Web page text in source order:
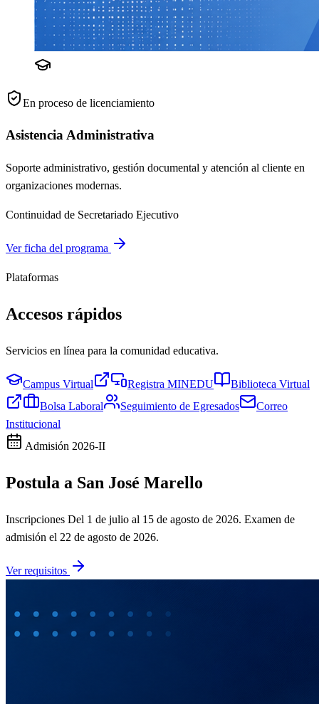
En proceso de licenciamiento
Asistencia Administrativa
Soporte administrativo, gestión documental y atención al cliente en
organizaciones modernas.
Continuidad de Secretariado Ejecutivo
Ver ficha del programa
Plataformas
Accesos rápidos
Servicios en línea para la comunidad educativa.
Campus Virtual Registra MINEDU
Biblioteca Virtual
Bolsa Laboral
Seguimiento de Egresados
Correo
Institucional
Admisión 2026-II
Postula a San José Marello
Inscripciones Del 1 de julio al 15 de agosto de 2026. Examen de
admisión el 22 de agosto de 2026.
Ver requisitos